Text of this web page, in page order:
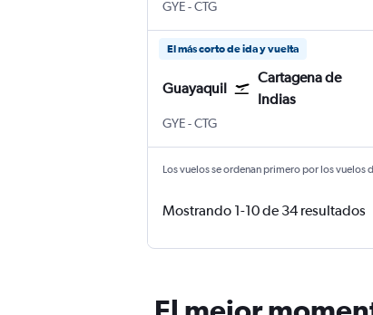
GYEGuayaquil Internacional José
-CTG Cartagena de Indias
El más corto de ida y vuelta
Guayaquil
Cartagena de
Indias
GYEGuayaquil Internacional José
-CTG Cartagena de Indias
Los vuelos se ordenan primero por los vuelos
Mostrando 1-10 de 34 resultados